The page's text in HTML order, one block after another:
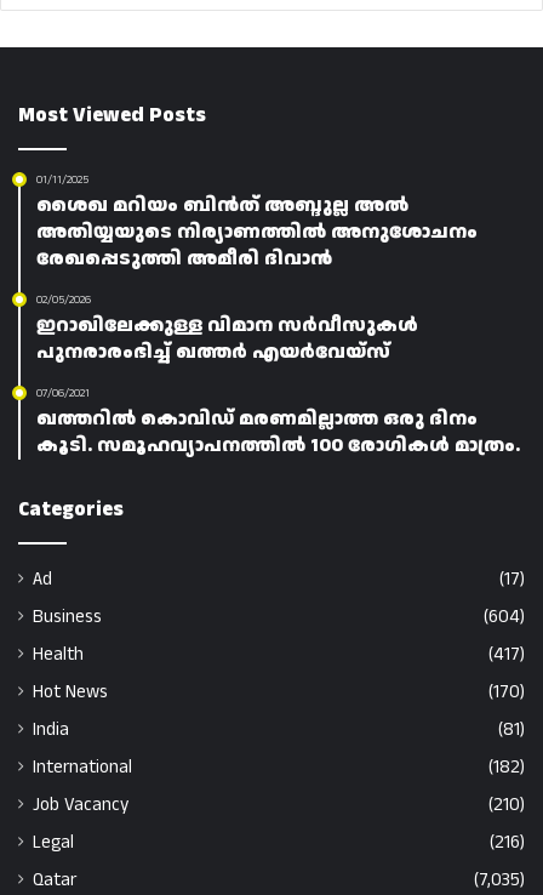
Most Viewed Posts
01/11/2025
ശൈഖ മറിയം ബിൻത് അബ്ദുല്ല അൽ
അതിയ്യയുടെ നിര്യാണത്തിൽ അനുശോചനം
രേഖപ്പെടുത്തി അമീരി ദിവാൻ
02/05/2026
ഇറാഖിലേക്കുള്ള വിമാന സർവീസുകൾ
പുനരാരംഭിച്ച് ഖത്തർ എയർവേയ്‌സ്
07/06/2021
ഖത്തറിൽ കൊവിഡ് മരണമില്ലാത്ത ഒരു ദിനം
കൂടി. സമൂഹവ്യാപനത്തിൽ 100 രോഗികൾ മാത്രം.
Categories
Ad
(17)
Business
(604)
Health
(417)
Hot News
(170)
India
(81)
International
(182)
Job Vacancy
(210)
Legal
(216)
Qatar
(7,035)